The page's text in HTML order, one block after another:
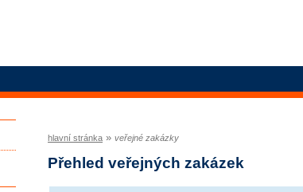
hlavní stránka » veřejné zakázky
Přehled veřejných zakázek